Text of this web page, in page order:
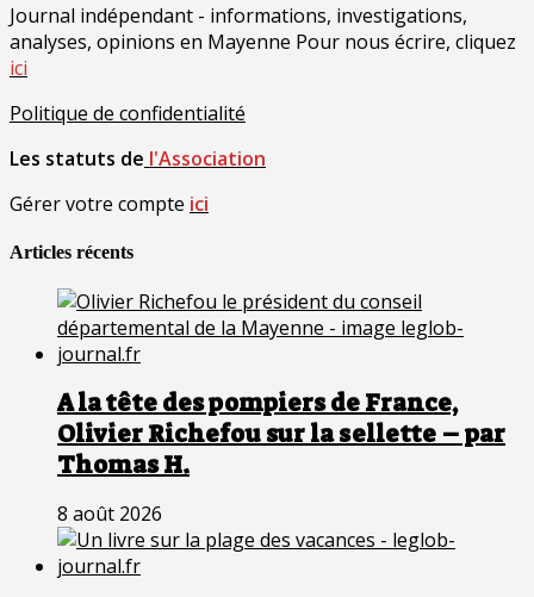
Journal indépendant - informations, investigations,
analyses, opinions en Mayenne Pour nous écrire, cliquez
ici
Politique de confidentialité
Les statuts de l'Association
Gérer votre compte ici
Articles récents
A la tête des pompiers de France,
Olivier Richefou sur la sellette – par
Thomas H.
8 août 2026